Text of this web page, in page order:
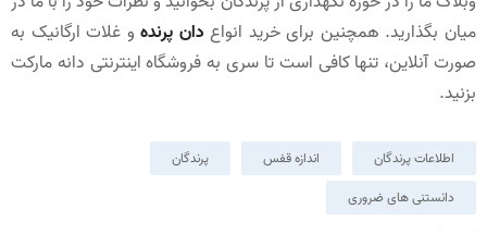
میان بگذارید. همچنین برای خرید انواع دان پرندهو غلات ارگانیک به
صورت آنلاین، تنها کافی است تا سری به فروشگاه اینترنتی دانه مارکت
بزنید.
اطلاعات پرندگان اندازه قفس
پرندگان
دانستنی های ضروری